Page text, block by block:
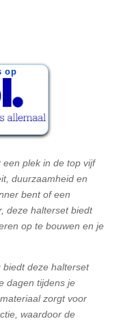
op
plek in de top vijf
duurzaamheid en
bent of een
deze halterset biedt
op te bouwen en je
deze halterset
dagen tijdens je
zorgt voor
waardoor de